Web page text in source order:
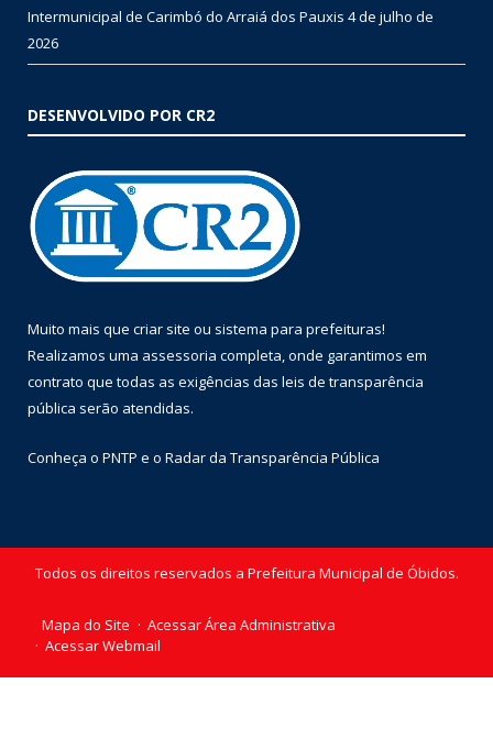
Intermunicipal de Carimbó do Arraiá dos Pauxis 4 de julho de
2026
DESENVOLVIDO POR CR2
Muito mais que criar site ou sistema para prefeituras!
Realizamos uma assessoria completa, onde garantimos em
contrato que todas as exigências das leis de transparência
pública serão atendidas.
Conheça o PNTP e o Radar da Transparência Pública
Todos os direitos reservados a Prefeitura Municipal de Óbidos.
Mapa do Site
Acessar Área Administrativa
Acessar Webmail